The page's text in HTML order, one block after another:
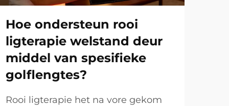
Hoe ondersteun rooi
ligterapie welstand deur
middel van spesifieke
golflengtes?
Rooi ligterapie het na vore gekom